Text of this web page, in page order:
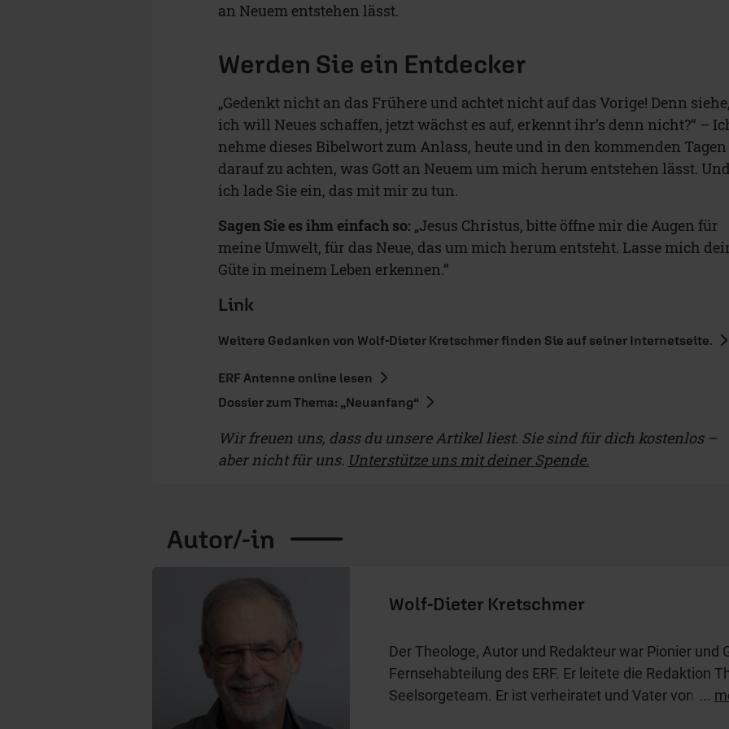
an Neuem entstehen lässt.
Werden Sie ein Entdecker
„Gedenkt nicht an das Frühere und achtet nicht auf das Vorige! Denn
ich will Neues schaffen, jetzt wächst es auf, erkennt ihr’s denn nicht?“ –
nehme dieses Bibelwort zum Anlass, heute und in den kommenden Tagen
darauf zu achten, was Gott an Neuem um mich herum entstehen lässt.
ich lade Sie ein, das mit mir zu tun.
Sagen Sie es ihm einfach so: „Jesus Christus, bitte öffne mir die Augen für
meine Umwelt, für das Neue, das um mich herum entsteht. Lasse mich
Güte in meinem Leben erkennen.“
Link
Weitere Gedanken von Wolf-Dieter Kretschmer finden Sie auf seiner Internetseite.
ERF Antenne online lesen
Dossier zum Thema: „Neuanfang“
Wir freuen uns, dass du unsere Artikel liest. Sie sind für dich kostenlos –
aber nicht für uns. Unterstütze uns mit deiner Spende.
Autor/-in
Wolf-Dieter Kretschmer
Der Theologe, Autor und Redakteur war Pionier und
Fernsehabteilung des ERF. Er leitete die Redaktion
Seelsorgeteam. Er ist verheiratet und Vater von vier
...